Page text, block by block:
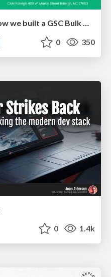
Noah Learner - AI + Me: how we built a GSC Bulk Export data pipeline
0 350
0 1.4k